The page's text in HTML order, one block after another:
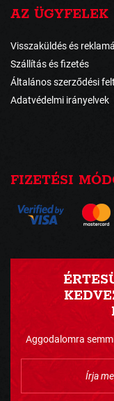
AZ
Visszaküldés és
Szállítás és fizetés
Általános szerződési
Adatvédelmi irányelvek
FIZETÉSI
Aggodalomra